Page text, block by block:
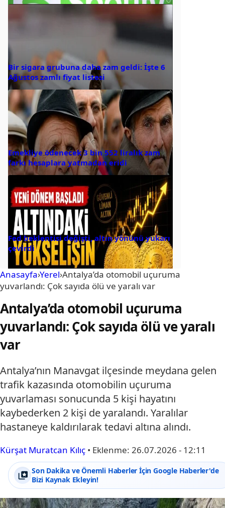
Bir sigara grubuna daha zam geldi: İşte 6
Ağustos zamlı fiyat listesi
Emekliye ödenecek 3 bin 552 liralık zam
farkı hesaplara yatmadan eridi
Fed beklentisi değişti, altın yönünü yukarı
çevirdi
Anasayfa›Yerel›Antalya’da otomobil uçuruma
yuvarlandı: Çok sayıda ölü ve yaralı var
Antalya’da otomobil uçuruma
yuvarlandı: Çok sayıda ölü ve yaralı
var
Antalya’nın Manavgat ilçesinde meydana gelen
trafik kazasında otomobilin uçuruma
yuvarlaması sonucunda 5 kişi hayatını
kaybederken 2 kişi de yaralandı. Yaralılar
hastaneye kaldırılarak tedavi altına alındı.
Kürşat Muratcan Kılıç • Eklenme: 26.07.2026 - 12:11
Son Dakika ve Önemli Haberler İçin Google Haberler'de
Bizi Kaynak Ekleyin!